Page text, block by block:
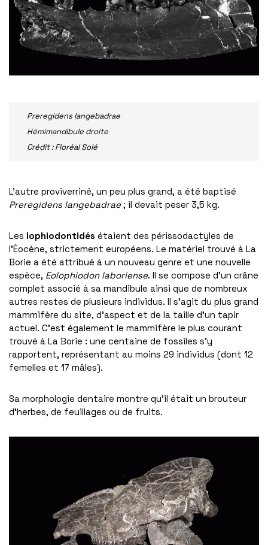
Preregidens langebadrae
Hémimandibule droite
Crédit : Floréal Solé
L’autre proviverriné, un peu plus grand, a été baptisé
Preregidens langebadrae; il devait peser 3,5 kg.
Les lophiodontidés étaient des périssodactyles de
l’Éocène, strictement européens. Le matériel trouvé à La
Borie a été attribué à un nouveau genre et une nouvelle
espèce, Eolophiodon laboriense. Il se compose d’un crâne
complet associé à sa mandibule ainsi que de nombreux
autres restes de plusieurs individus. Il s’agit du plus grand
mammifère du site, d’aspect et de la taille d’un tapir
actuel. C’est également le mammifère le plus courant
trouvé à La Borie : une centaine de fossiles s’y
rapportent, représentant au moins 29 individus (dont 12
femelles et 17 mâles).
Sa morphologie dentaire montre qu’il était un brouteur
d’herbes, de feuillages ou de fruits.